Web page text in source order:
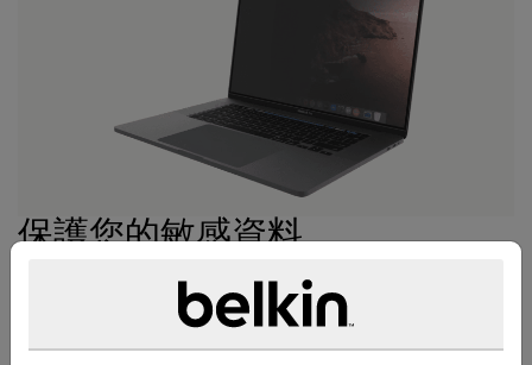
保護您的敏感資料
TruePrivacy 螢幕保護貼具備可拆卸、可重複使用、可清洗
的特色。閒置時，只需放入隨附的 TruePrivacy Panel 中即
可。安裝過程非常簡單，每次使用都不會留有氣泡，給您完